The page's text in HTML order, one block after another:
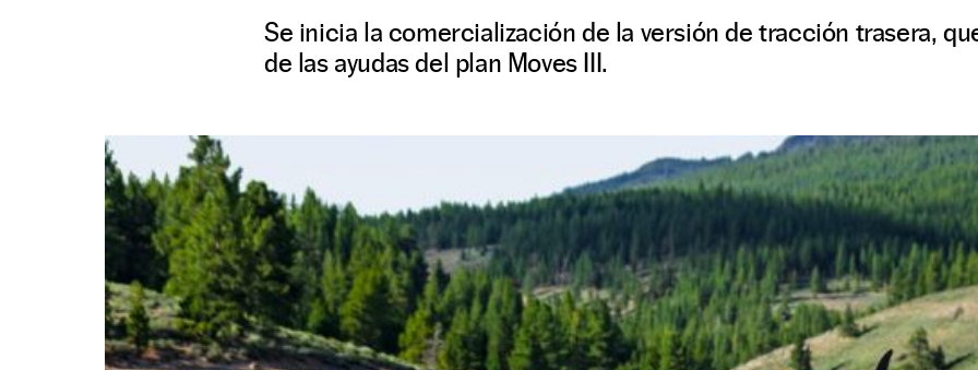
Se inicia la comercialización de la versión de tracción trasera,
de las ayudas del plan Moves III.